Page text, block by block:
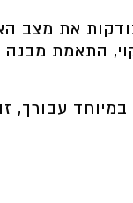
את מצב
התאמת
עבורך,